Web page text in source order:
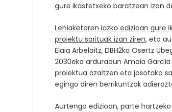
gure ikastetxeko baratzean izan
Lehiaketaren iazko edizioan gure
proiektu sarituak izan ziren, eta
Elaia Arbelaitz, DBH2ko Osertz
2030eko arduradun Amaia
proiektua azaltzen eta jasotako
egingo diren berrikuntzak
Aurtengo edizioan, parte